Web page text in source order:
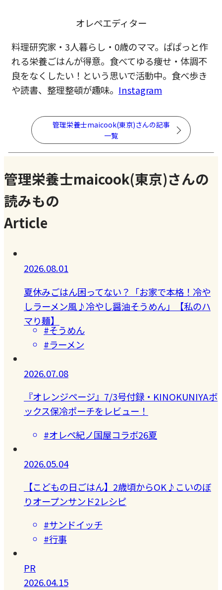
オレペエディター
料理研究家・3人暮らし・0歳のママ。ぱぱっと作
れる栄養ごはんが得意。食べてゆる痩せ・体調不
良をなくしたい！という思いで活動中。食べ歩き
や読書、整理整頓が趣味。 Instagram
管理栄養士maicook(東京)さんの記事
一覧
管理栄養士maicook(東京)さんの
読みもの
Article
2026.08.01
夏休みごはん困ってない？「お家で本格！冷や
しラーメン風♪冷やし醤油そうめん」【私のハ
マり麺】
#そうめん
#ラーメン
2026.07.08
『オレンジページ』7/3号付録・KINOKUNIYAボ
ックス保冷ポーチをレビュー！
#オレペ紀ノ国屋コラボ26夏
2026.05.04
【こどもの日ごはん】2歳頃からOK♪こいのぼ
りオープンサンド2レシピ
#サンドイッチ
#行事
PR
2026.04.15